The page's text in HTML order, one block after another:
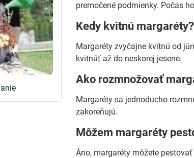
premočené podmienky. Počas
Kedy kvitnú margaréty?
Margaréty zvyčajne kvitnú od
kvitnúť až do neskorej jesene.
Ako rozmnožovať
Margaréty sa jednoducho
zakoreňujú.
Môžem margaréty
Áno, margaréty môžete